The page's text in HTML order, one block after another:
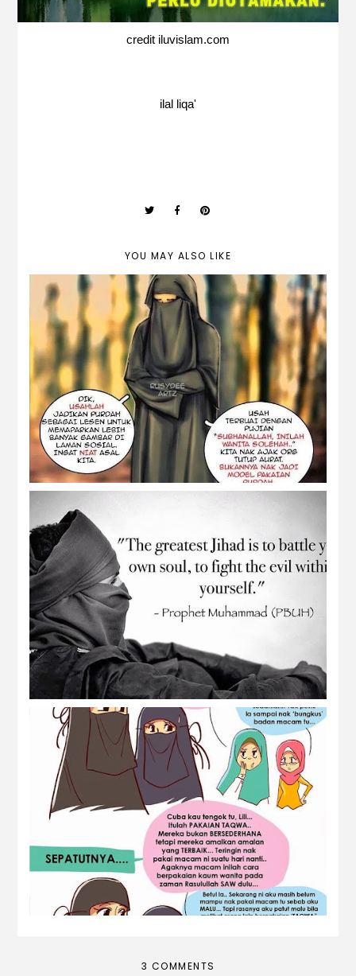
credit iluvislam.com
ilal liqa'
YOU MAY ALSO LIKE
dear niqabis
gara gara unta
Wasatiyyah :)
3 COMMENTS